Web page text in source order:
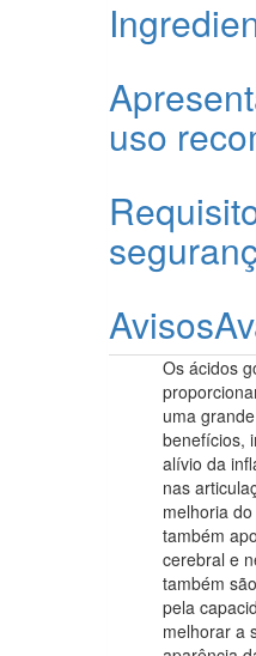
uso
Avisos
Os ácidos
uma
benefícios,
alívio da
nas
melhoria
também
cerebral e
também
pela
melhorar a